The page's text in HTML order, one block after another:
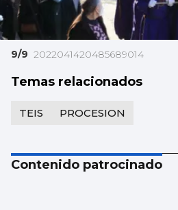
9/9 2022041420485689014
Temas relacionados
TEIS PROCESION
Contenido patrocinado